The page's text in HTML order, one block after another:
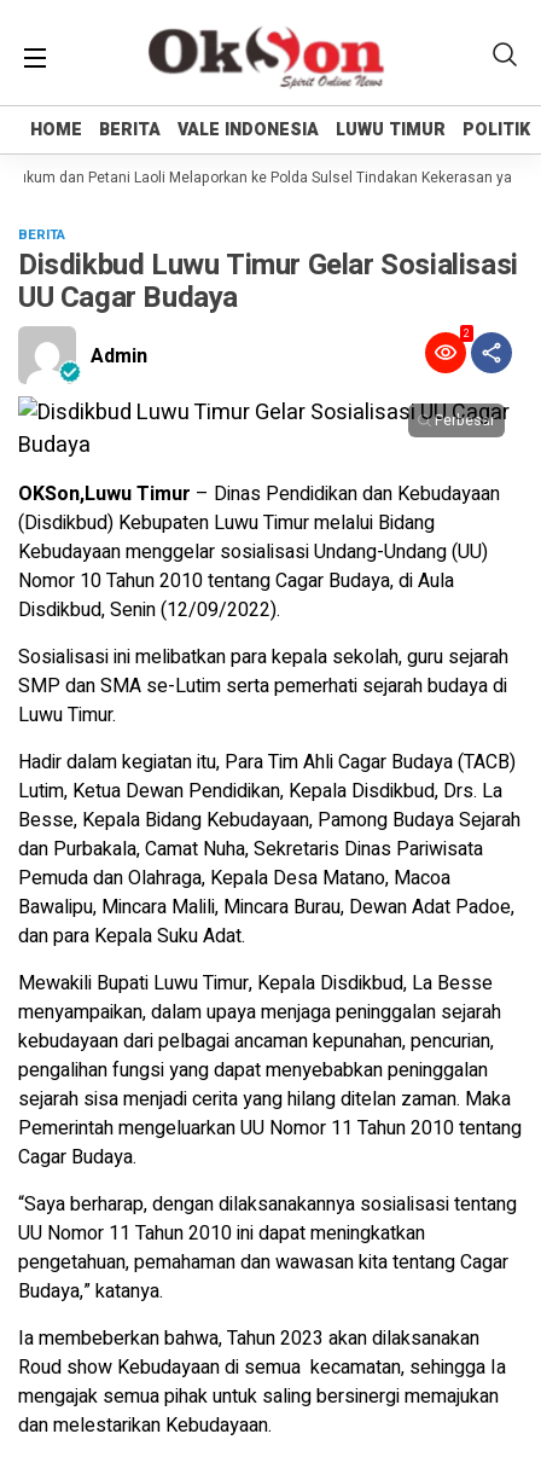
HOME BERITA VALE INDONESIA LUWU TIMUR POLITIK
HOME BERITA VALE INDONESIA LUWU TIMUR POLITIK
dan Petani Laoli Melaporkan ke Polda Sulsel Tindakan Kekerasan yang
BERITA
Disdikbud Luwu Timur Gelar Sosialisasi
UU Cagar Budaya
Admin
2
Perbesar
OKSon,Luwu Timur – Dinas Pendidikan dan Kebudayaan
(Disdikbud) Kebupaten Luwu Timur melalui Bidang
Kebudayaan menggelar sosialisasi Undang-Undang (UU)
Nomor 10 Tahun 2010 tentang Cagar Budaya, di Aula
Disdikbud, Senin (12/09/2022).
Sosialisasi ini melibatkan para kepala sekolah, guru sejarah
SMP dan SMA se-Lutim serta pemerhati sejarah budaya di
Luwu Timur.
Hadir dalam kegiatan itu, Para Tim Ahli Cagar Budaya (TACB)
Lutim, Ketua Dewan Pendidikan, Kepala Disdikbud, Drs. La
Besse, Kepala Bidang Kebudayaan, Pamong Budaya Sejarah
dan Purbakala, Camat Nuha, Sekretaris Dinas Pariwisata
Pemuda dan Olahraga, Kepala Desa Matano, Macoa
Bawalipu, Mincara Malili, Mincara Burau, Dewan Adat Padoe,
dan para Kepala Suku Adat.
Mewakili Bupati Luwu Timur, Kepala Disdikbud, La Besse
menyampaikan, dalam upaya menjaga peninggalan sejarah
kebudayaan dari pelbagai ancaman kepunahan, pencurian,
pengalihan fungsi yang dapat menyebabkan peninggalan
sejarah sisa menjadi cerita yang hilang ditelan zaman. Maka
Pemerintah mengeluarkan UU Nomor 11 Tahun 2010 tentang
Cagar Budaya.
“Saya berharap, dengan dilaksanakannya sosialisasi tentang
UU Nomor 11 Tahun 2010 ini dapat meningkatkan
pengetahuan, pemahaman dan wawasan kita tentang Cagar
Budaya,” katanya.
Ia membeberkan bahwa, Tahun 2023 akan dilaksanakan
Roud show Kebudayaan di semua kecamatan, sehingga Ia
mengajak semua pihak untuk saling bersinergi memajukan
dan melestarikan Kebudayaan.